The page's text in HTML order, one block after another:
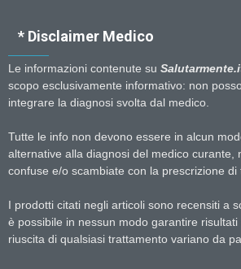
* Disclaimer Medico
Le informazioni contenute su
scopo esclusivamente informativo: non
integrare la diagnosi svolta dal medico.
Tutte le info non devono essere in alcun
alternative alla diagnosi del medico curante,
confuse e/o scambiate con la prescrizione di
I prodotti citati negli articoli sono recensiti a
è possibile in nessun modo garantire
riuscita di qualsiasi trattamento variano da